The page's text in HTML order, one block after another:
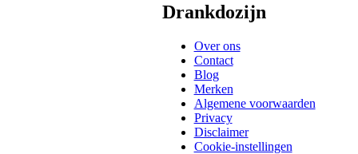
Drankdozijn
Over ons
Contact
Blog
Merken
Algemene voorwaarden
Privacy
Disclaimer
Cookie-instellingen